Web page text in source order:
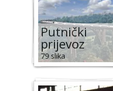
Putnički
prijevoz
79 slika